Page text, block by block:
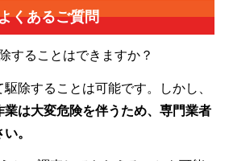
くあるご質問
することはできますか？
除することは可能です。しかし、
業は大変危険を伴うため、専門業者
。